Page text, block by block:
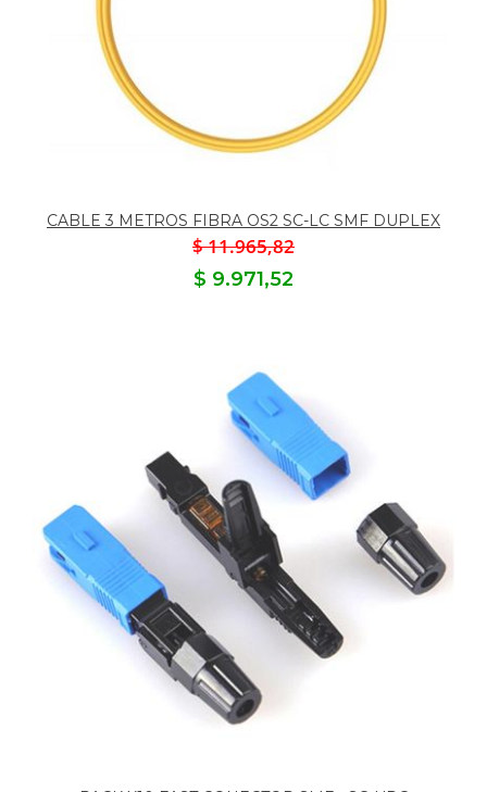
CABLE 3 METROS FIBRA OS2 SC-LC SMF DUPLEX
$ 11.965,82
$ 9.971,52